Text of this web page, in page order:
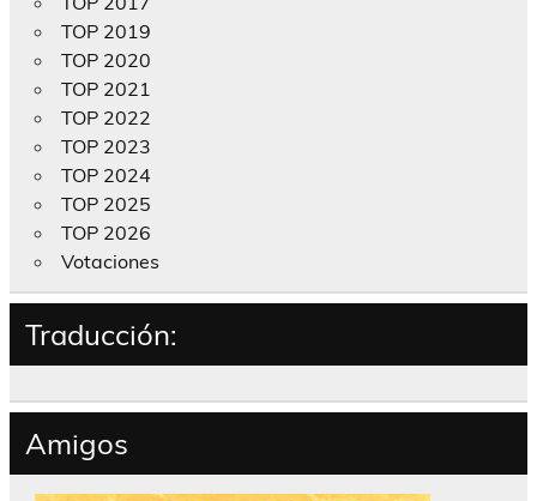
TOP 2019
TOP 2020
TOP 2021
TOP 2022
TOP 2023
TOP 2024
TOP 2025
TOP 2026
Votaciones
Traducción:
Amigos